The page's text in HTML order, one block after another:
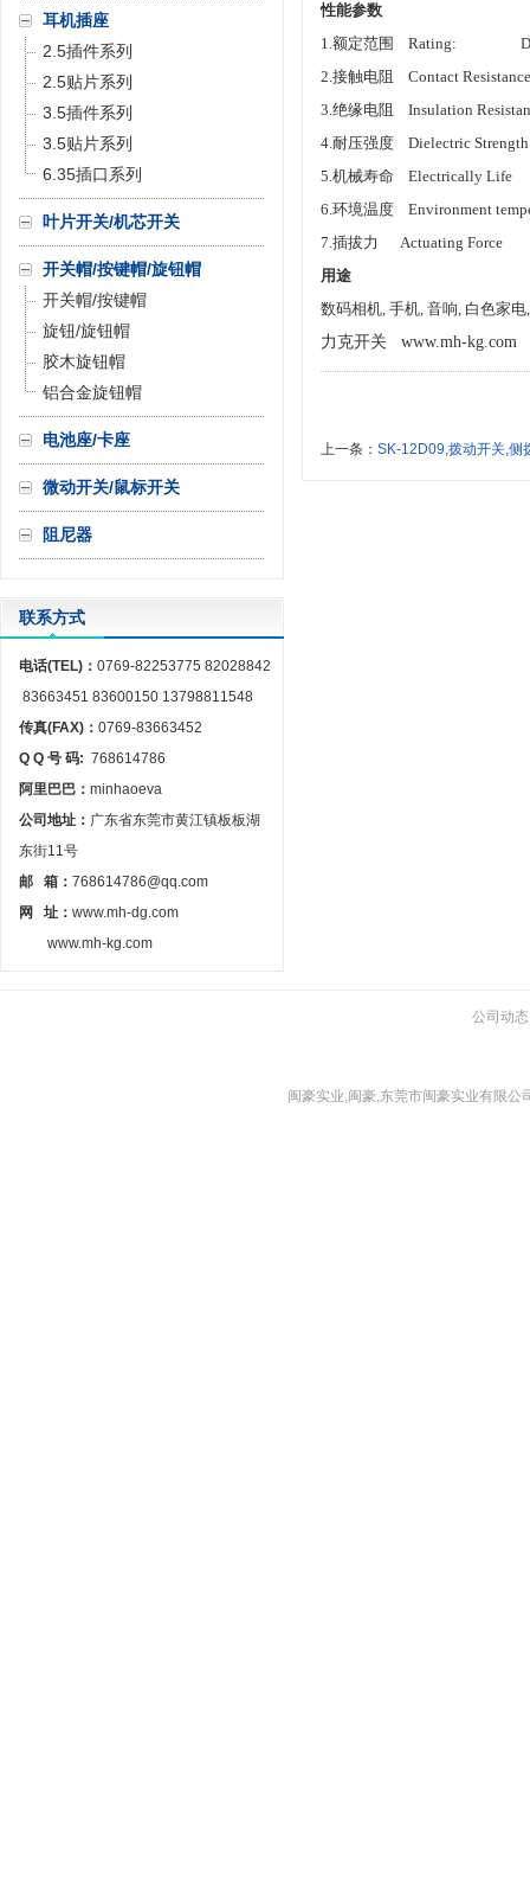
耳机插座
2.5插件系列
2.5贴片系列
3.5插件系列
3.5贴片系列
6.35插口系列
叶片开关/机芯开关
开关帽/按键帽/旋钮帽
开关帽/按键帽
旋钮/旋钮帽
胶木旋钮帽
铝合金旋钮帽
电池座/卡座
微动开关/鼠标开关
阻尼器
联系方式
电话(TEL)： 0769-82253775 82028842
83663451 83600150 13798811548
传真(FAX)： 0769-83663452
Q Q 号 码: 768614786
阿里巴巴： minhaoeva
公司地址： 广东省东莞市黄江镇板板湖
东街11号
邮 箱： 768614786@qq.com
网 址： www.mh-dg.com
www.mh-kg.com
性能参数
1.额定范围 Rating: DC
2.接触电阻 Contact
3.绝缘电阻 Insulation
4.耐压强度 Dielectric
5.机械寿命 Electrically Life
6.环境温度 Environment
7.插拔力 Actuating Force
用途
数码相机, 手机, 音响, 白色家
力克开关 www.mh-kg.com
上一条： SK-12D09,拨动开关,侧
公司动态
闽豪实业,闽豪,东莞市闽豪实业有限